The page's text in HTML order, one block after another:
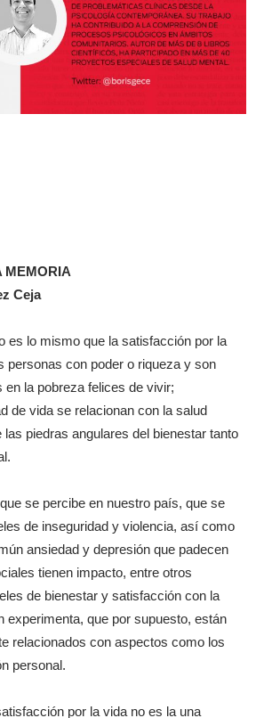
MEMORIA
Ceja
es lo mismo que la satisfacción por la
personas con poder o riqueza y son
en la pobreza felices de vivir;
de vida se relacionan con la salud
las piedras angulares del bienestar tanto
se percibe en nuestro país, que se
de inseguridad y violencia, así como
ansiedad y depresión que padecen
tienen impacto, entre otros
de bienestar y satisfacción con la
experimenta, que por supuesto, están
relacionados con aspectos como los
personal.
por la vida no es la una